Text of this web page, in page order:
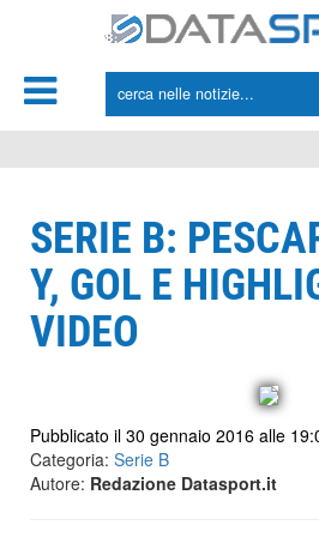
SERIE B:
Y, GOL E
VIDEO
Pubblicato il 30 gennaio 2016 alle
Categoria: Serie B
Autore: Redazione Datasport.it